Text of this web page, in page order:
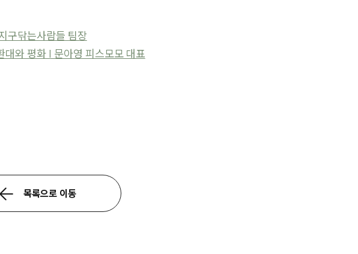
구닦는사람들 팀장
대와 평화 | 문아영 피스모모 대표
목록으로 이동